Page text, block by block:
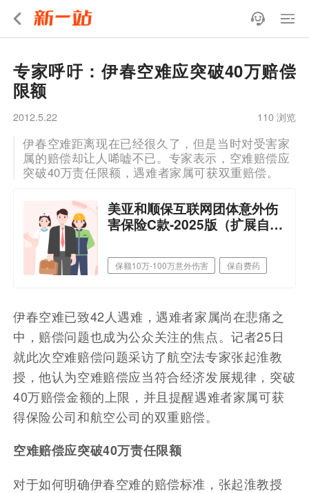
专家呼吁：伊春空难应突破40万赔偿
限额
2012.5.22 110 浏览
伊春空难距离现在已经很久了，但是当时对受害家
属的赔偿却让人唏嘘不已。专家表示，空难赔偿应
突破40万责任限额，遇难者家属可获双重赔偿。
美亚和顺保互联网团体意外伤
害保险C款-2025版（扩展自费
保额10万-100万意外伤害
保自费药
伊春空难已致42人遇难，遇难者家属尚在悲痛之
中，赔偿问题也成为公众关注的焦点。记者25日
就此次空难赔偿问题采访了航空法专家张起淮教
授，他认为空难赔偿应当符合经济发展规律，突破
40万赔偿金额的上限，并且提醒遇难者家属可获
得保险公司和航空公司的双重赔偿。
空难赔偿应突破40万责任限额
对于如何明确伊春空难的赔偿标准，张起淮教授